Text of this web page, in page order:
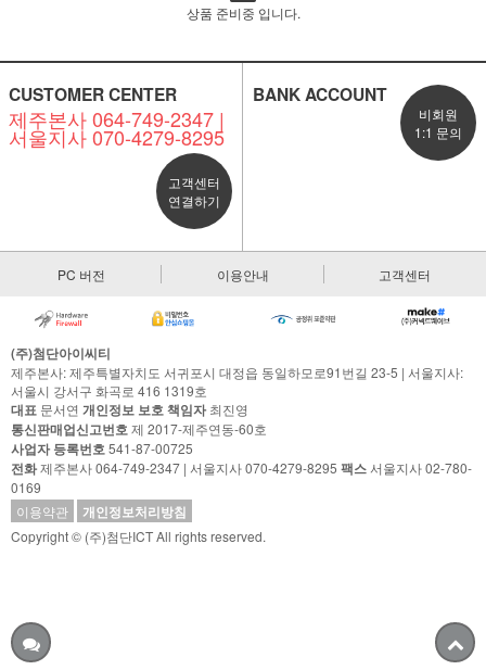
상품 준비중 입니다.
CUSTOMER CENTER
제주본사 064-749-2347 |
서울지사 070-4279-8295
고객센터
연결하기
BANK ACCOUNT
비회원
1:1 문의
PC 버전 이용안내 고객센터
(주)첨단아이씨티
제주본사: 제주특별자치도 서귀포시 대정읍 동일하모로91번길 23-5 | 서울지사:
서울시 강서구 화곡로 416 1319호
대표 문서연 개인정보 보호 책임자최진영
통신판매업신고번호제 2017-제주연동-60호
사업자 등록번호541-87-00725
전화제주본사 064-749-2347 | 서울지사 070-4279-8295 팩스 서울지사 02-780-
0169
이용약관
개인정보처리방침
Copyright © (주)첨단ICT All rights reserved.